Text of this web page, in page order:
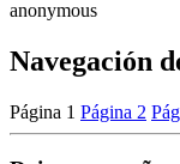
anonymous
Navegación
Página 1 Página 2